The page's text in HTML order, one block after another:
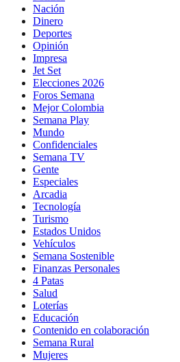
Nación
Dinero
Deportes
Opinión
Impresa
Jet Set
Elecciones 2026
Foros Semana
Mejor Colombia
Semana Play
Mundo
Confidenciales
Semana TV
Gente
Especiales
Arcadia
Tecnología
Turismo
Estados Unidos
Vehículos
Semana Sostenible
Finanzas Personales
4 Patas
Salud
Loterías
Educación
Contenido en colaboración
Semana Rural
Mujeres